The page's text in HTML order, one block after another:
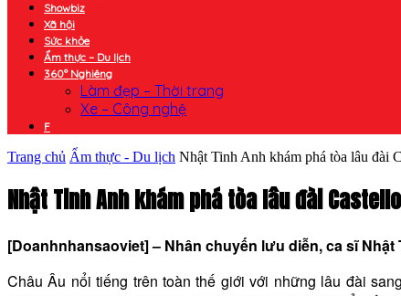
Showbiz
Xã hội
Sức khỏe
Ẩm thực – Du lịch
360° Nghiêng
Làm đẹp – Thời trang
Xe – Công nghệ
F
Trang chủ Ẩm thực - Du lịch Nhật Tinh Anh khám phá tòa lâu đài
Nhật Tinh Anh khám phá tòa lâu đài
[Doanhnhansaoviet] – Nhân chuyến lưu diễn, ca sĩ
Châu Âu nổi tiếng trên toàn thế giới với những lâu đài